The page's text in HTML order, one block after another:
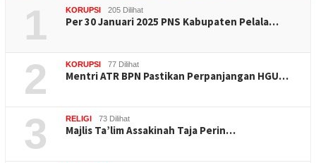
1 KORUPSI 205 Dilihat
Per 30 Januari 2025 PNS Kabupaten Pelala…
2 KORUPSI 77 Dilihat
Mentri ATR BPN Pastikan Perpanjangan HGU…
3 RELIGI 73 Dilihat
Majlis Ta’lim Assakinah Taja Perin…